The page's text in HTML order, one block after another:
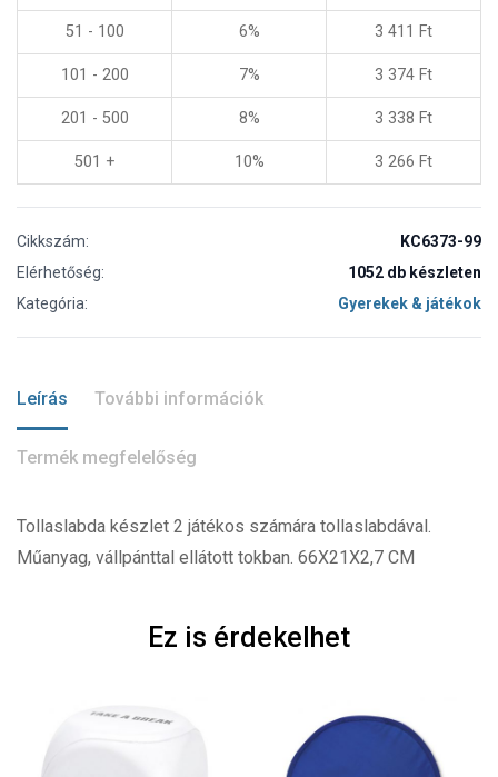
51 - 100 6% 3 411 Ft
101 - 200 7% 3 374 Ft
201 - 500 8% 3 338 Ft
501 + 10% 3 266 Ft
Cikkszám:
KC6373-99
Elérhetőség:
1052 db készleten
Kategória:
Gyerekek & játékok
Leírás További információk
Termék megfelelőség
Tollaslabda készlet 2 játékos számára tollaslabdával.
Műanyag, vállpánttal ellátott tokban. 66X21X2,7 CM
Ez is érdekelhet